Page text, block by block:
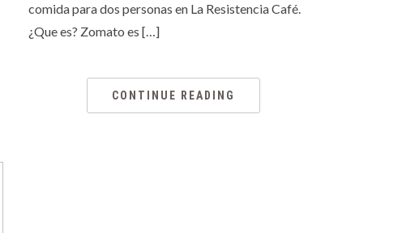
comida para dos personas en La Resistencia Café.
¿Que es? Zomato es […]
CONTINUE READING